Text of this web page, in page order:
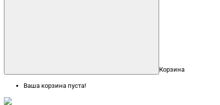
Корзина
Ваша корзина пуста!